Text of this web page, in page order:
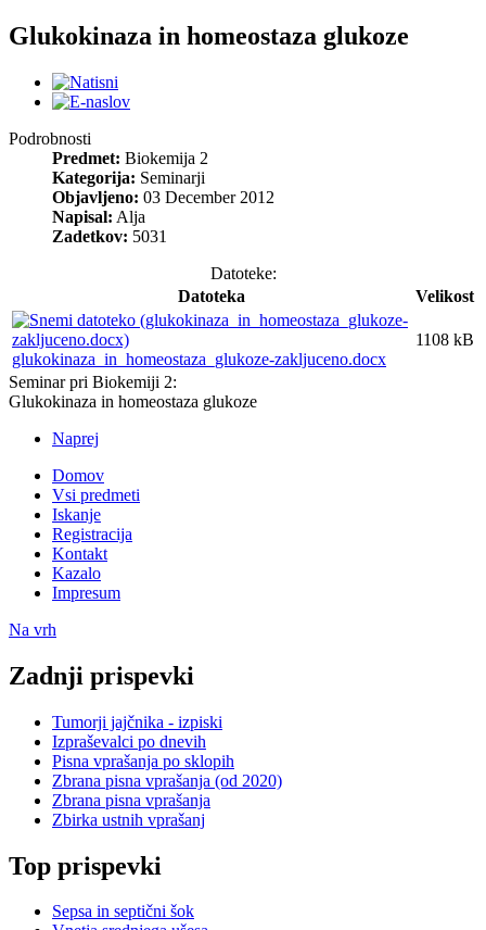
Glukokinaza in homeostaza glukoze
Podrobnosti
Predmet: Biokemija 2
Kategorija: Seminarji
Objavljeno: 03 December 2012
Napisal: Alja
Zadetkov: 5031
Datoteke:
Datoteka
Velikost
glukokinaza_in_homeostaza_glukoze-zakljuceno.docx
1108 kB
Seminar pri Biokemiji 2:
Glukokinaza in homeostaza glukoze
Naprej
Domov
Vsi predmeti
Iskanje
Registracija
Kontakt
Kazalo
Impresum
Na vrh
Zadnji prispevki
Tumorji jajčnika - izpiski
Izpraševalci po dnevih
Pisna vprašanja po sklopih
Zbrana pisna vprašanja (od 2020)
Zbrana pisna vprašanja
Zbirka ustnih vprašanj
Top prispevki
Sepsa in septični šok